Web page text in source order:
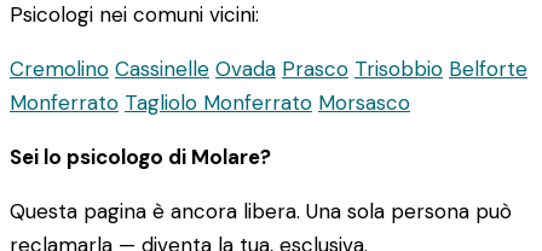
Psicologi nei comuni vicini:
Cremolino Cassinelle Ovada Prasco Trisobbio Belforte
Monferrato Tagliolo Monferrato Morsasco
Sei lo psicologo di Molare?
Questa pagina è ancora libera. Una sola persona può
reclamarla — diventa la tua, esclusiva.